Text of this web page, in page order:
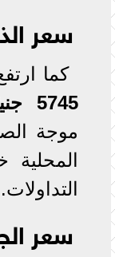
سعر الذهب
كما
5745 جنيهًا للجرام
موجة
المحلية
التداولات.
سعر